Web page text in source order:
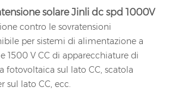
solare Jinli dc spd 1000V
contro le sovratensioni
per sistemi di alimentazione a
1500 V CC di apparecchiature di
fotovoltaica sul lato CC, scatola
sul lato CC, ecc.